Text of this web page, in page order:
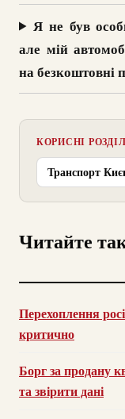
Я не був
але мій
на безкоштовні
КОРИСНІ
Транспорт
Читайте
Перехоплення
критично
Борг за продану
та звірити дані